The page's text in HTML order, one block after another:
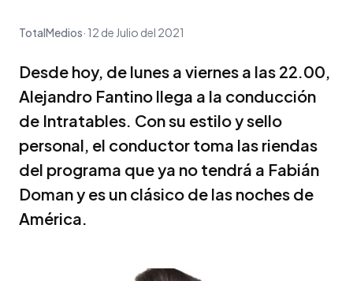
TotalMedios 12 de Julio del 2021
Desde hoy, de lunes a viernes a las 22.00,
Alejandro Fantino llega a la conducción
de Intratables. Con su estilo y sello
personal, el conductor toma las riendas
del programa que ya no tendrá a Fabián
Doman y es un clásico de las noches de
América.